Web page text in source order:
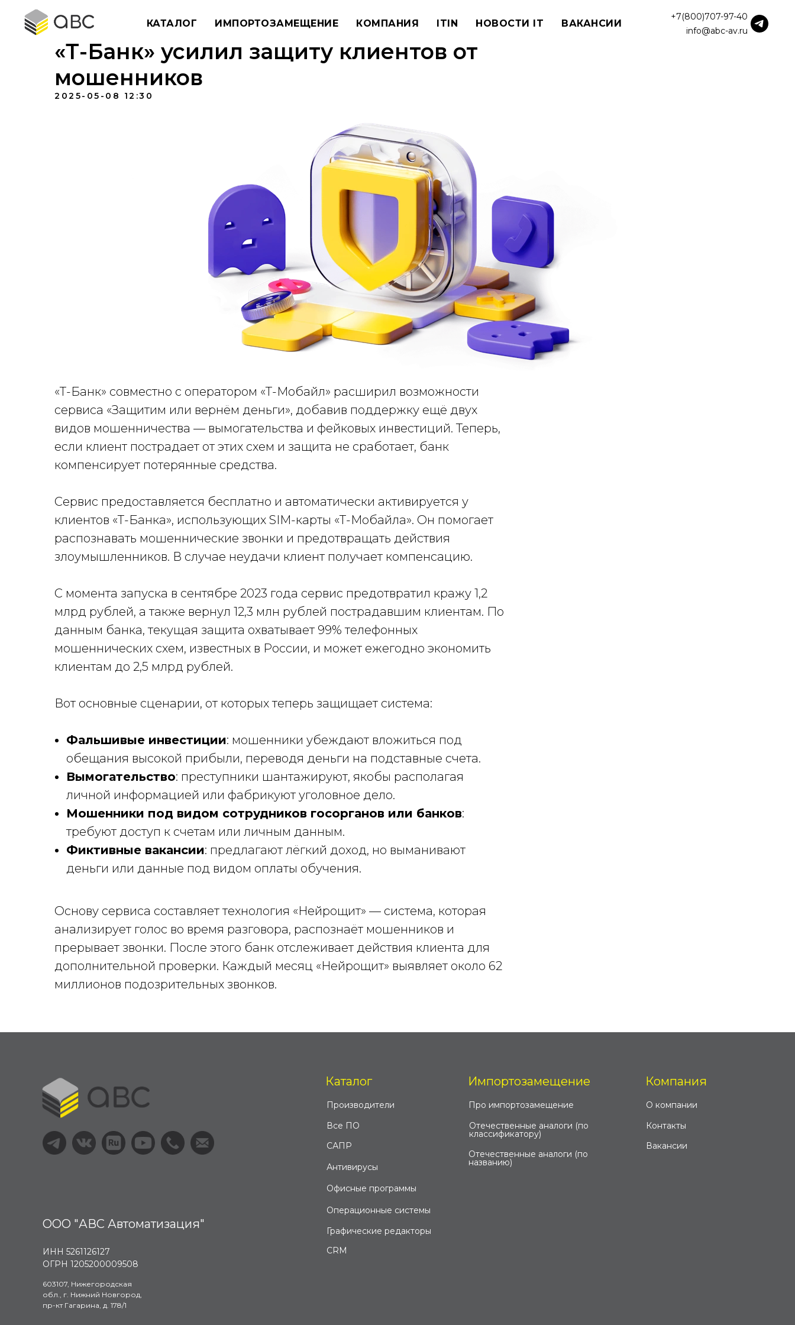
КАТАЛОГ ИМПОРТОЗАМЕЩЕНИЕ КОМПАНИЯ ITIN НОВОСТИ IT ВАКАНСИИ
+7(800)707-97-40
info@abc-av.ru
«Т-Банк» усилил защиту клиентов от
мошенников
2025-05-08 12:30
«Т-Банк» совместно с оператором «Т-Мобайл» расширил возможности
сервиса «Защитим или вернём деньги», добавив поддержку ещё двух
видов мошенничества — вымогательства и фейковых инвестиций. Теперь,
если клиент пострадает от этих схем и защита не сработает, банк
компенсирует потерянные средства.
Сервис предоставляется бесплатно и автоматически активируется у
клиентов «Т-Банка», использующих SIM-карты «Т-Мобайла». Он помогает
распознавать мошеннические звонки и предотвращать действия
злоумышленников. В случае неудачи клиент получает компенсацию.
С момента запуска в сентябре 2023 года сервис предотвратил кражу 1,2
млрд рублей, а также вернул 12,3 млн рублей пострадавшим клиентам. По
данным банка, текущая защита охватывает 99% телефонных
мошеннических схем, известных в России, и может ежегодно экономить
клиентам до 2,5 млрд рублей.
Вот основные сценарии, от которых теперь защищает система:
Фальшивые инвестиции: мошенники убеждают вложиться под
обещания высокой прибыли, переводя деньги на подставные счета.
Вымогательство: преступники шантажируют, якобы располагая
личной информацией или фабрикуют уголовное дело.
Мошенники под видом сотрудников госорганов или банков:
требуют доступ к счетам или личным данным.
Фиктивные вакансии: предлагают лёгкий доход, но выманивают
деньги или данные под видом оплаты обучения.
Основу сервиса составляет технология «Нейрощит» — система, которая
анализирует голос во время разговора, распознаёт мошенников и
прерывает звонки. После этого банк отслеживает действия клиента для
дополнительной проверки. Каждый месяц «Нейрощит» выявляет около 62
миллионов подозрительных звонков.
ИНН 5261126127
ОГРН 1205200009508
ООО "АВС Автоматизация"
603107, Нижегородская
обл., г. Нижний Новгород,
пр-кт Гагарина, д. 178/1
Все ПО
Производители
Антивирусы
Офисные программы
Каталог
Операционные системы
САПР
Графические редакторы
Отечественные аналоги (по
названию)
Про импортозамещение
Импортозамещение
Отечественные аналоги (по
классификатору)
Контакты
О компании
Компания
Вакансии
CRM